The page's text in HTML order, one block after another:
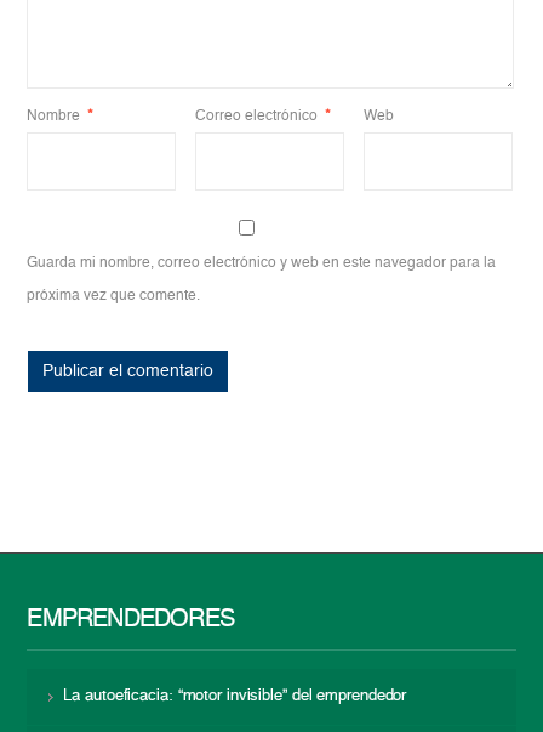
Nombre * Correo electrónico * Web
Guarda mi nombre, correo electrónico y web en este navegador para la
próxima vez que comente.
EMPRENDEDORES
La autoeficacia: “motor invisible” del emprendedor